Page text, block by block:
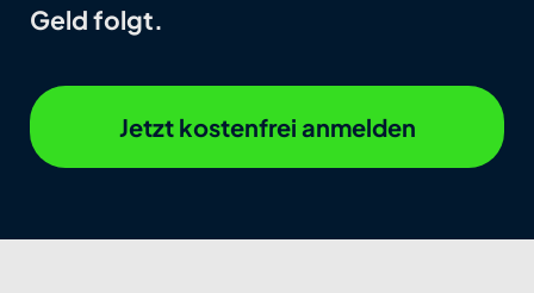
Geld folgt.
Jetzt kostenfrei anmelden